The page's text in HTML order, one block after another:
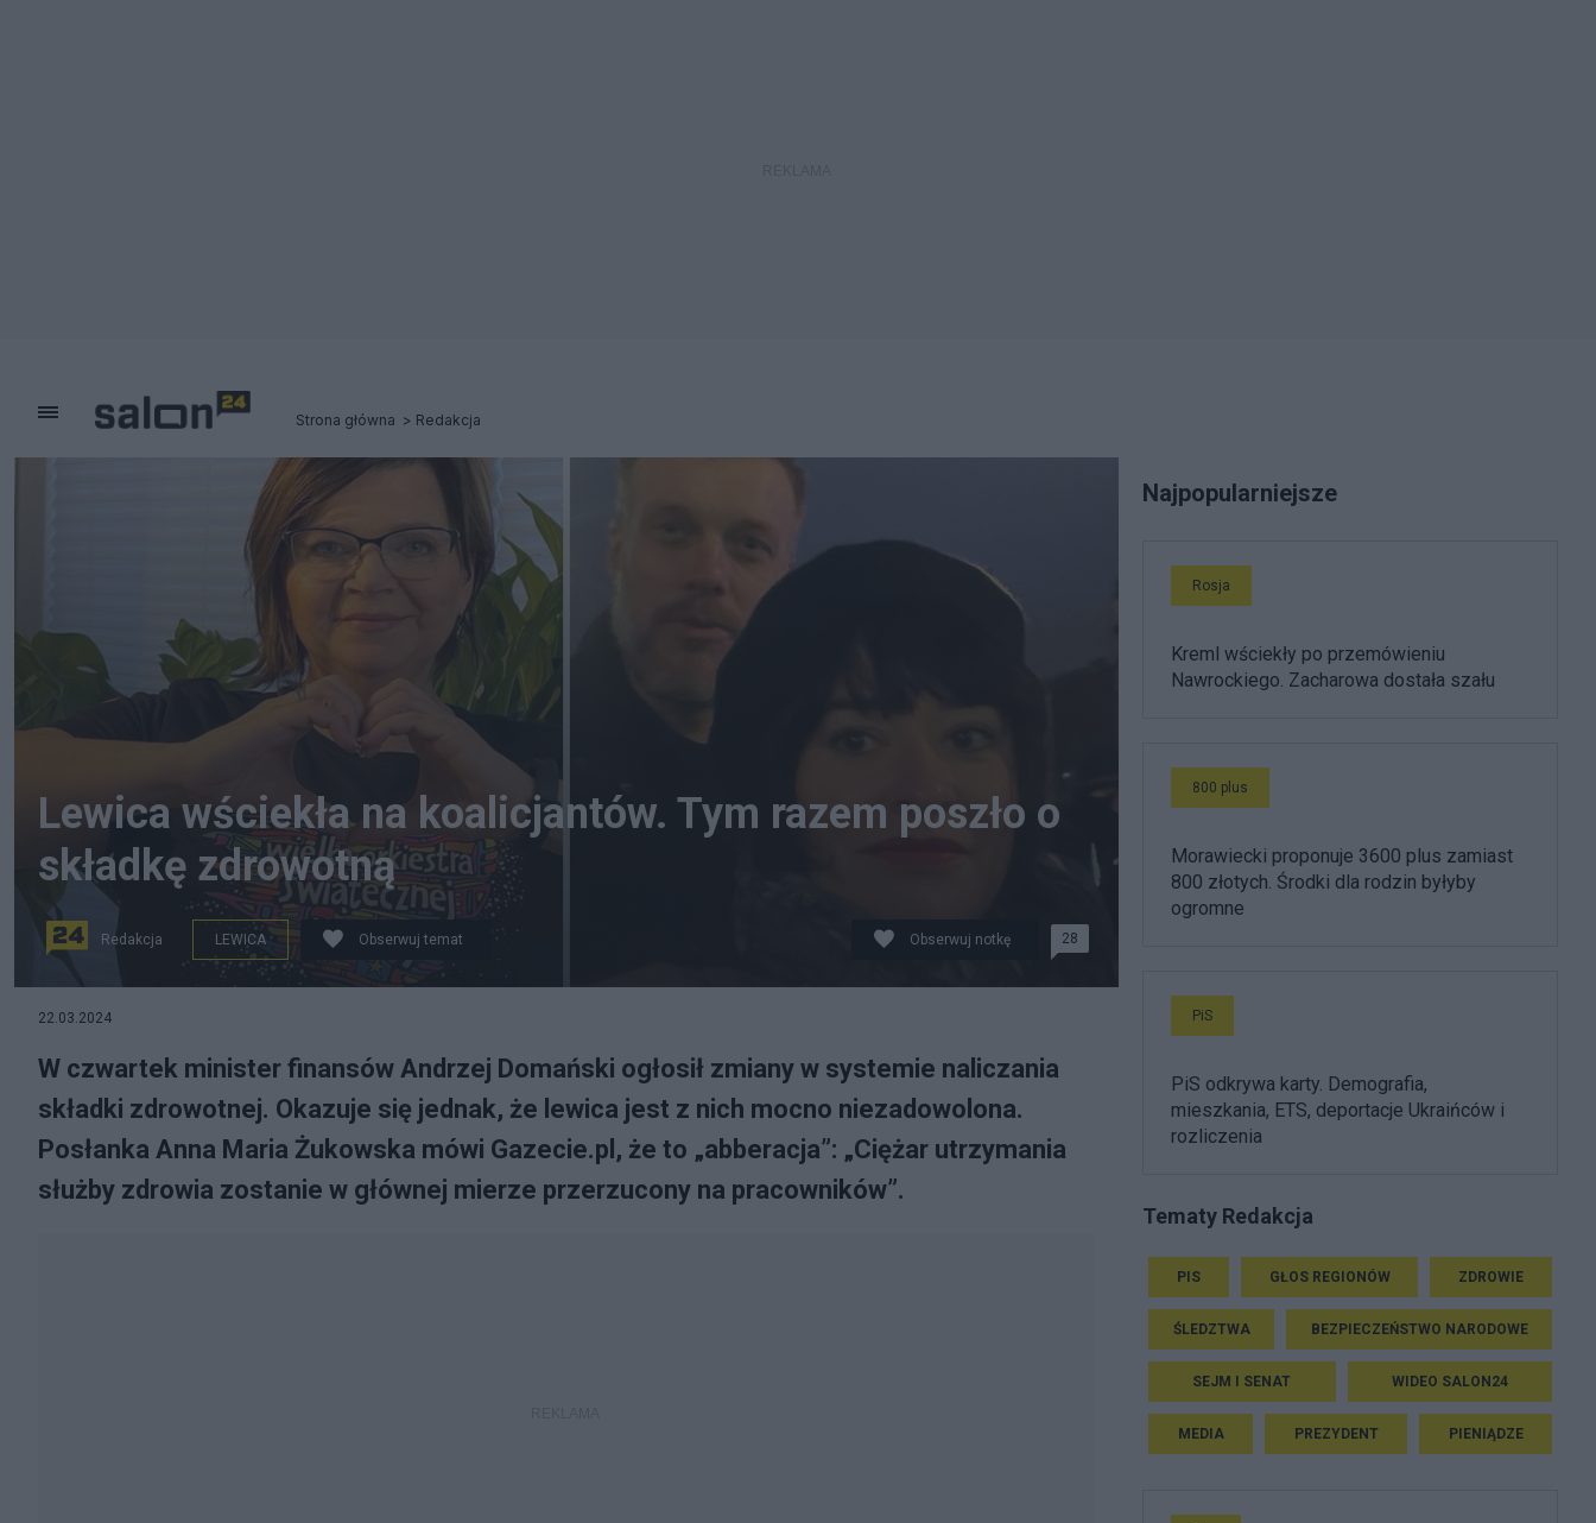
Strona główna Redakcja
Lewica wściekła na koalicjantów. Tym razem poszło o
składkę zdrowotną
Redakcja LEWICA Obserwuj temat Obserwuj notkę 28
22.03.2024
W czwartek minister finansów Andrzej Domański ogłosił zmiany w systemie naliczania
składki zdrowotnej. Okazuje się jednak, że lewica jest z nich mocno niezadowolona.
Posłanka Anna Maria Żukowska mówi Gazecie.pl, że to „abberacja”: „Ciężar utrzymania
służby zdrowia zostanie w głównej mierze przerzucony na pracowników”.
Najpopularniejsze
Rosja
Kreml wściekły po przemówieniu
Nawrockiego. Zacharowa dostała szału
800 plus
Morawiecki proponuje 3600 plus zamiast
800 złotych. Środki dla rodzin byłyby
ogromne
PiS
PiS odkrywa karty. Demografia,
mieszkania, ETS, deportacje Ukraińców i
rozliczenia
Tematy Redakcja
PIS GŁOS REGIONÓW ZDROWIE
ŚLEDZTWA BEZPIECZEŃSTWO NARODOWE
SEJM I SENAT WIDEO SALON24
MEDIA PREZYDENT PIENIĄDZE